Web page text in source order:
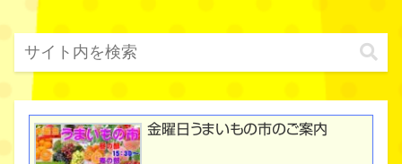
金曜日うまいもの市のご案内